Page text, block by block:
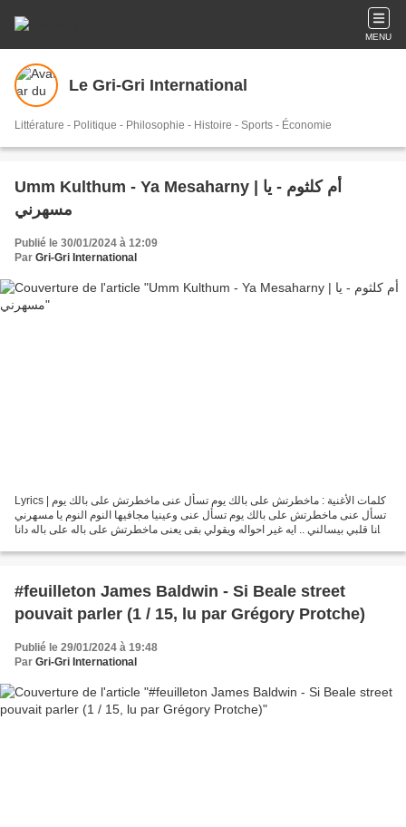
MENU
Le Gri-Gri International
Littérature - Politique - Philosophie - Histoire - Sports - Économie
Umm Kulthum - Ya Mesaharny | أم كلثوم - يا
مسهرني
Publié le 30/01/2024 à 12:09
Par Gri-Gri International
Lyrics | كلمات الأغنية : ماخطرتش على بالك يوم تسأل عنى ماخطرتش على بالك يوم
تسأل عنى ماخطرتش على بالك يوم تسأل عنى وعينيا مجافيها النوم النوم يا مسهرني
دانا قلبي بيسالني .. ايه غير احواله ويقولي بقى يعنى ماخطرتش على باله على باله دانا
#feuilleton James Baldwin - Si Beale street
pouvait parler (1 / 15, lu par Grégory Protche)
Publié le 29/01/2024 à 19:48
Par Gri-Gri International